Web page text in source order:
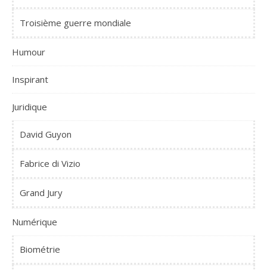
Troisième guerre mondiale
Humour
Inspirant
Juridique
David Guyon
Fabrice di Vizio
Grand Jury
Numérique
Biométrie